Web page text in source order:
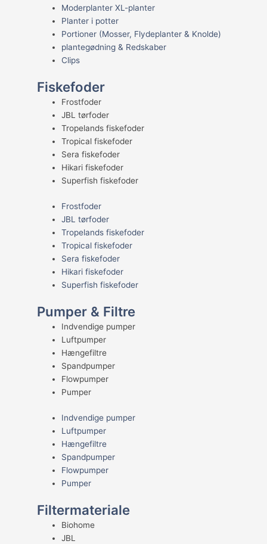
Moderplanter XL-planter
Planter i potter
Portioner (Mosser, Flydeplanter & Knolde)
plantegødning & Redskaber
Clips
Fiskefoder
Frostfoder
JBL tørfoder
Tropelands fiskefoder
Tropical fiskefoder
Sera fiskefoder
Hikari fiskefoder
Superfish fiskefoder
Frostfoder
JBL tørfoder
Tropelands fiskefoder
Tropical fiskefoder
Sera fiskefoder
Hikari fiskefoder
Superfish fiskefoder
Pumper & Filtre
Indvendige pumper
Luftpumper
Hængefiltre
Spandpumper
Flowpumper
Pumper
Indvendige pumper
Luftpumper
Hængefiltre
Spandpumper
Flowpumper
Pumper
Filtermateriale
Biohome
JBL